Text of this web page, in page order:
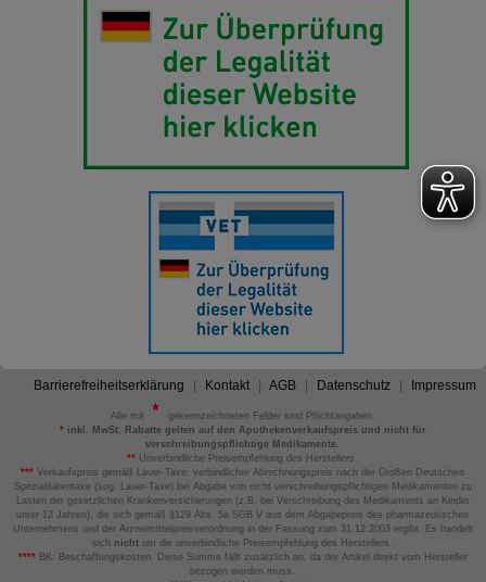
Barrierefreiheitserklärung Kontakt AGB Datenschutz Impressum
Alle mit
gekennzeichneten Felder sind Pflichtangaben.
*inkl. MwSt. Rabatte gelten auf den Apothekenverkaufspreis und nicht für
verschreibungspflichtige Medikamente.
** Unverbindliche Preisempfehlung des Herstellers.
*** Verkaufspreis gemäß Lauer-Taxe; verbindlicher Abrechnungspreis nach der Großen Deutschen
Spezialitätentaxe (sog. Lauer-Taxe) bei Abgabe von nicht verschreibungspflichtigen Medikamenten zu
Lasten der gesetzlichen Krankenversicherungen (z.B. bei Verschreibung des Medikaments an Kinder
unter 12 Jahren), die sich gemäß §129 Abs. 5a SGB V aus dem Abgabepreis des pharmazeutischen
Unternehmens und der Arzneimittelpreisverordnung in der Fassung zum 31.12.2003 ergibt. Es handelt
sich nicht um die unverbindliche Preisempfehlung des Herstellers.
****BK: Beschaffungskosten. Diese Summe fällt zusätzlich an, da der Artikel direkt vom Hersteller
bezogen werden muss.